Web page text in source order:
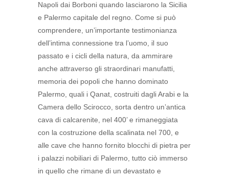
Napoli dai Borboni quando lasciarono la Sicilia
e Palermo capitale del regno. Come si può
comprendere, un’importante testimonianza
dell’intima connessione tra l’uomo, il suo
passato e i cicli della natura, da ammirare
anche attraverso gli straordinari manufatti,
memoria dei popoli che hanno dominato
Palermo, quali i Qanat, costruiti dagli Arabi e la
Camera dello Scirocco, sorta dentro un’antica
cava di calcarenite, nel 400’ e rimaneggiata
con la costruzione della scalinata nel 700, e
alle cave che hanno fornito blocchi di pietra per
i palazzi nobiliari di Palermo, tutto ciò immerso
in quello che rimane di un devastato e